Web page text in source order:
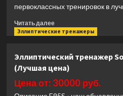
первоклассных тренировок в
Читать далееПрочитать
больше
тренажер
Matrix
Fitness
Performance
Эллиптические тренажеры
Эллиптический тренажер
(Лучшая цена)
Цена от: 30000 руб.